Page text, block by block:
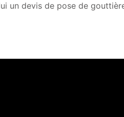
un devis de pose de